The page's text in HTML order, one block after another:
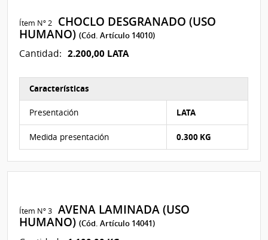
Ítem Nº 2
CHOCLO DESGRANADO (USO
HUMANO)(Cód. Artículo 14010)
Cantidad: 2.200,00 LATA
Características
Presentación LATA
Medida presentación 0.300 KG
Ítem Nº 3 AVENA LAMINADA (USO
HUMANO)(Cód. Artículo 14041)